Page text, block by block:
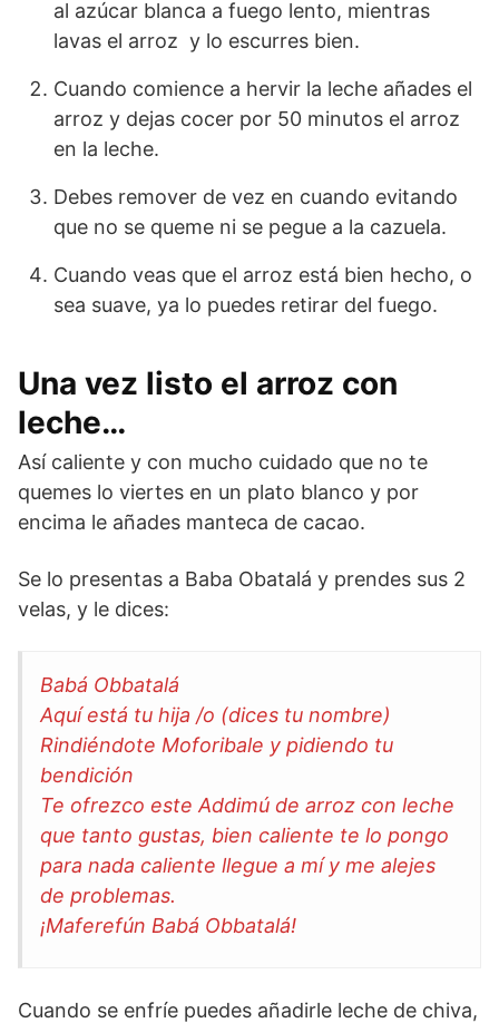
al azúcar blanca a fuego lento, mientras
lavas el arroz y lo escurres bien.
Cuando comience a hervir la leche añades el
arroz y dejas cocer por 50 minutos el arroz
en la leche.
Debes remover de vez en cuando evitando
que no se queme ni se pegue a la cazuela.
Cuando veas que el arroz está bien hecho, o
sea suave, ya lo puedes retirar del fuego.
Una vez listo el arroz con
leche…
Así caliente y con mucho cuidado que no te
quemes lo viertes en un plato blanco y por
encima le añades manteca de cacao.
Se lo presentas a Baba Obatalá y prendes sus 2
velas, y le dices:
Babá Obbatalá
Aquí está tu hija /o (dices tu nombre)
Rindiéndote Moforibale y pidiendo tu
bendición
Te ofrezco este Addimú de arroz con leche
que tanto gustas, bien caliente te lo pongo
para nada caliente llegue a mí y me alejes
de problemas.
¡Maferefún Babá Obbatalá!
Cuando se enfríe puedes añadirle leche de chiva,